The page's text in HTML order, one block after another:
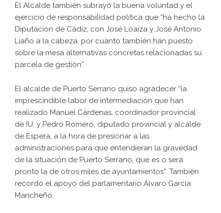
El Alcalde también subrayó la buena voluntad y el
ejercicio de responsabilidad política que “ha hecho la
Diputación de Cádiz, con José Loaíza y José Antonio
Liaño a la cabeza, por cuanto también han puesto
sobre la mesa alternativas concretas relacionadas su
parcela de gestión”.
El alcalde de Puerto Serrano quiso agradecer “la
imprescindible labor de intermediación que han
realizado Manuel Cárdenas, coordinador provincial
de IU, y Pedro Romero, diputado provincial y alcalde
de Espera, a la hora de presionar a las
administraciones para que entendieran la gravedad
de la situación de Puerto Serrano, que es o será
pronto la de otros miles de ayuntamientos”. También
recordó el apoyo del parlamentario Álvaro García
Mancheño.